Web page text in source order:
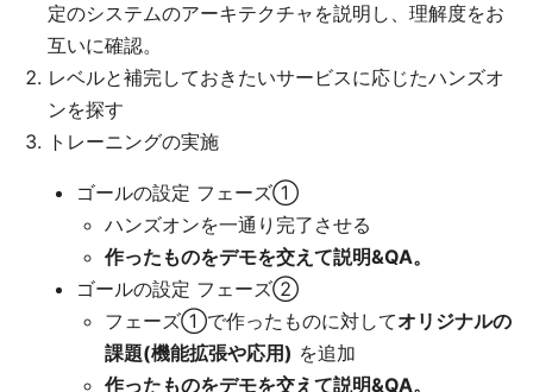
定のシステムのアーキテクチャを説明し、理解度をお
互いに確認。
レベルと補完しておきたいサービスに応じたハンズオ
ンを探す
トレーニングの実施
ゴールの設定 フェーズ①
ハンズオンを一通り完了させる
作ったものをデモを交えて説明&QA。
ゴールの設定 フェーズ②
フェーズ①で作ったものに対してオリジナルの
課題(機能拡張や応用) を追加
作ったものをデモを交えて説明&QA。